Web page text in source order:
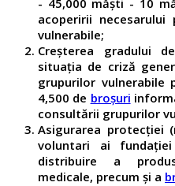
- 45,000 măști - 10
acoperirii
vulnerabile;
Creșterea gradului
situația de criză
grupurilor vulnerabile
4,500 de broșuri
consultării grupurilor
Asigurarea protecției
voluntari ai
distribuire a
medicale, precum și a